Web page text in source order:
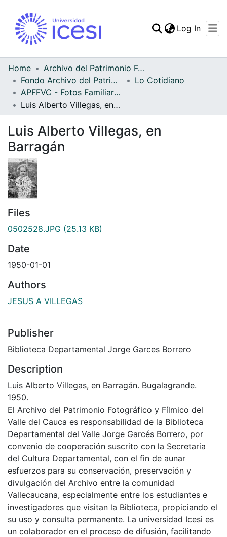
Statistics
Log In
Home
Archivo del Patrimonio Fotográfico y Fílmico del Valle del Cauca
Fondo Archivo del Patrimonio Fotográfico y Fílmico del Valle del Cauca
Lo Cotidiano
APFFVC - Fotos Familiares - Patrimonial
Luis Alberto Villegas, en Barragán
Luis Alberto Villegas, en
Barragán
Files
0502528.JPG (25.13 KB)
Date
1950-01-01
Authors
JESUS A VILLEGAS
Publisher
Biblioteca Departamental Jorge Garces Borrero
Description
Luis Alberto Villegas, en Barragán. Bugalagrande.
1950.
El Archivo del Patrimonio Fotográfico y Fílmico del
Valle del Cauca es responsabilidad de la Biblioteca
Departamental del Valle Jorge Garcés Borrero, por
convenio de cooperación suscrito con la Secretaria
del Cultura Departamental, con el fin de aunar
esfuerzos para su conservación, preservación y
divulgación del Archivo entre la comunidad
Vallecaucana, especialmente entre los estudiantes e
investigadores que visitan la Biblioteca, propiciando el
su uso y consulta permanente. La universidad Icesi es
un colaborador en el proceso de difusión, facilitando